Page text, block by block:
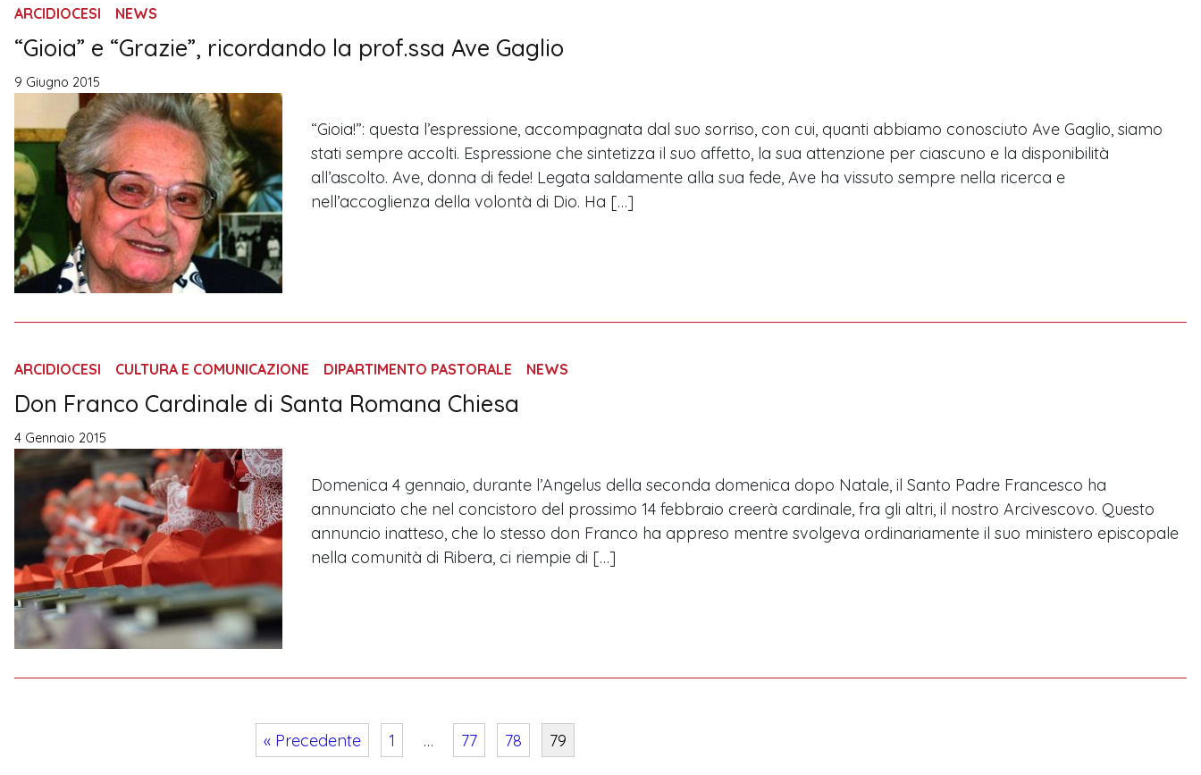
ARCIDIOCESI NEWS
“Gioia” e “Grazie”, ricordando la prof.ssa Ave Gaglio
9 Giugno 2015
“Gioia!”: questa l’espressione, accompagnata dal suo sorriso, con cui, quanti abbiamo conosciuto Ave Gaglio, siamo
stati sempre accolti. Espressione che sintetizza il suo affetto, la sua attenzione per ciascuno e la disponibilità
all’ascolto. Ave, donna di fede! Legata saldamente alla sua fede, Ave ha vissuto sempre nella ricerca e
nell’accoglienza della volontà di Dio. Ha […]
ARCIDIOCESI CULTURA E COMUNICAZIONE DIPARTIMENTO PASTORALE NEWS
Don Franco Cardinale di Santa Romana Chiesa
4 Gennaio 2015
Domenica 4 gennaio, durante l’Angelus della seconda domenica dopo Natale, il Santo Padre Francesco ha
annunciato che nel concistoro del prossimo 14 febbraio creerà cardinale, fra gli altri, il nostro Arcivescovo. Questo
annuncio inatteso, che lo stesso don Franco ha appreso mentre svolgeva ordinariamente il suo ministero episcopale
nella comunità di Ribera, ci riempie di […]
« Precedente 1 … 77 78 79